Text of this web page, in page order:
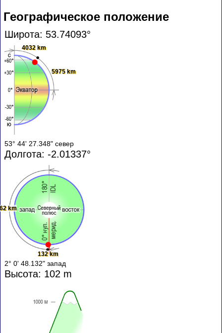
Географическое положение
Широта: 53.74093°
4032 km
5975 km
53° 44' 27.348" север
Долгота: -2.01337°
132 km
km
2° 0' 48.132" запад
Высота: 102 m